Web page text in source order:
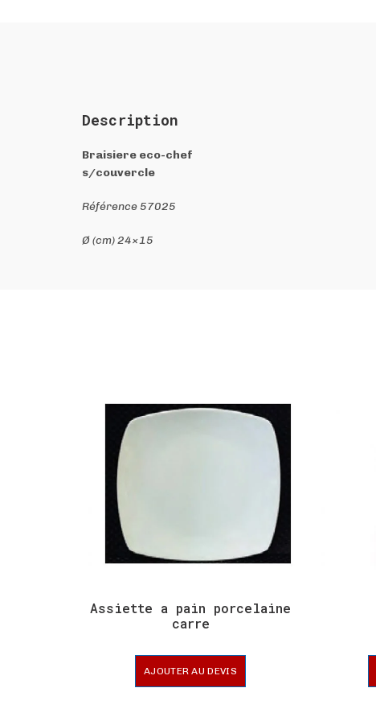
Description
Braisiere eco-chef
s/couvercle
Référence 57025
Ø (cm) 24×15
Assiette a pain porcelaine
carre
AJOUTER AU DEVIS